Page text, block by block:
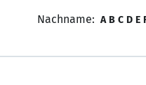
Nachname: A B C D E